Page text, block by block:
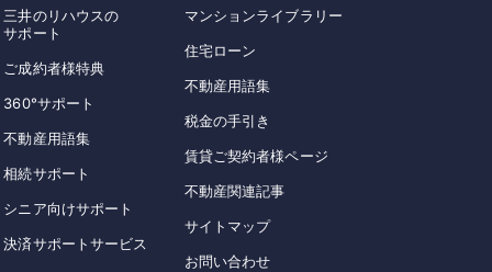
三井のリハウスの
サポート
ご成約者様特典
360°サポート
不動産用語集
相続サポート
シニア向けサポート
決済サポートサービス
マンションライブラリー
住宅ローン
不動産用語集
税金の手引き
賃貸ご契約者様ページ
不動産関連記事
サイトマップ
お問い合わせ